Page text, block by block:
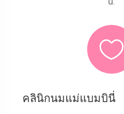

คลินิกนมแม่แบมบินี่